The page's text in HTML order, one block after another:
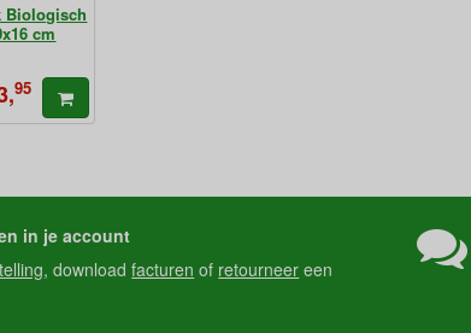
Biologisch
cm
95
in je account
, downloadfacturen of retourneer een